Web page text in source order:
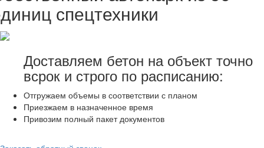
спецтехники
Доставляем бетон на объект точно
всрок и строго по расписанию:
Отгружаем объемы в соответствии с планом
Приезжаем в назначенное время
Привозим полный пакет документов